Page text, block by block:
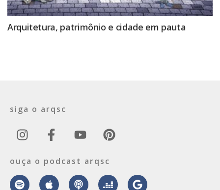
Arquitetura, patrimônio e cidade em pauta
siga o arqsc
ouça o podcast arqsc